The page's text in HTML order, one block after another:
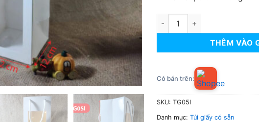
Túi giấy TG05I - Túi giấy giá sỉ
THÊM VÀO
Có bán trên:
SKU: TG05I
Danh mục: Túi giấy có sẵn